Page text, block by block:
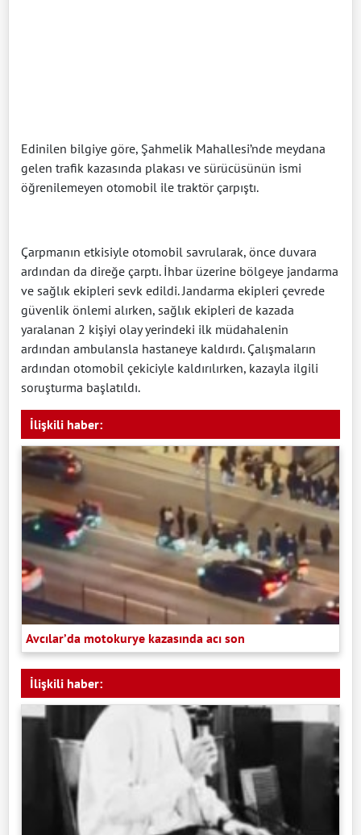
Edinilen bilgiye göre, Şahmelik Mahallesi’nde meydana
gelen trafik kazasında plakası ve sürücüsünün ismi
öğrenilemeyen otomobil ile traktör çarpıştı.
Çarpmanın etkisiyle otomobil savrularak, önce duvara
ardından da direğe çarptı. İhbar üzerine bölgeye jandarma
ve sağlık ekipleri sevk edildi. Jandarma ekipleri çevrede
güvenlik önlemi alırken, sağlık ekipleri de kazada
yaralanan 2 kişiyi olay yerindeki ilk müdahalenin
ardından ambulansla hastaneye kaldırdı. Çalışmaların
ardından otomobil çekiciyle kaldırılırken, kazayla ilgili
soruşturma başlatıldı.
İlişkili haber:
Avcılar’da motokurye kazasında acı son
İlişkili haber: